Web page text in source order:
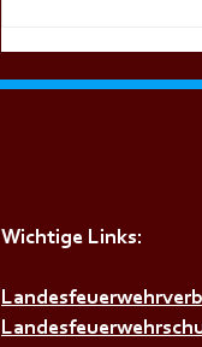
Wichtige Links: